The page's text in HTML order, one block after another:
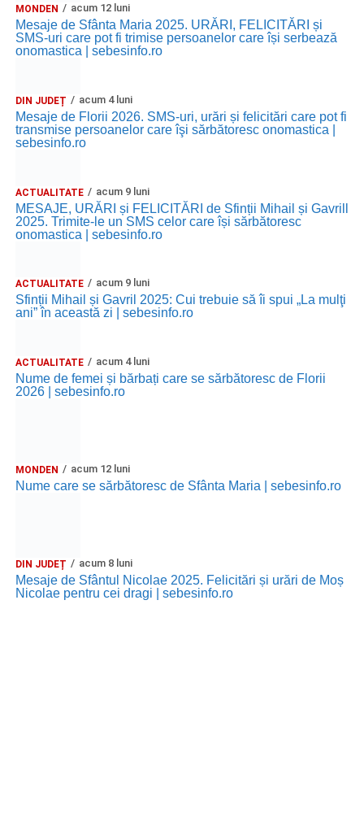
MONDEN acum 12 luni
Mesaje de Sfânta Maria 2025. URĂRI, FELICITĂRI și
SMS-uri care pot fi trimise persoanelor care își serbează
onomastica | sebesinfo.ro
DIN JUDEȚ acum 4 luni
Mesaje de Florii 2026. SMS-uri, urări și felicitări care pot fi
transmise persoanelor care îşi sărbătoresc onomastica |
sebesinfo.ro
ACTUALITATE acum 9 luni
MESAJE, URĂRI și FELICITĂRI de Sfinții Mihail și Gavrill
2025. Trimite-le un SMS celor care își sărbătoresc
onomastica | sebesinfo.ro
ACTUALITATE acum 9 luni
Sfinții Mihail și Gavril 2025: Cui trebuie să îi spui „La mulţi
ani” în această zi | sebesinfo.ro
ACTUALITATE acum 4 luni
Nume de femei și bărbați care se sărbătoresc de Florii
2026 | sebesinfo.ro
MONDEN acum 12 luni
Nume care se sărbătoresc de Sfânta Maria | sebesinfo.ro
DIN JUDEȚ acum 8 luni
Mesaje de Sfântul Nicolae 2025. Felicitări și urări de Moș
Nicolae pentru cei dragi | sebesinfo.ro